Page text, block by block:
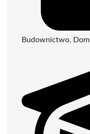
Budownictwo,